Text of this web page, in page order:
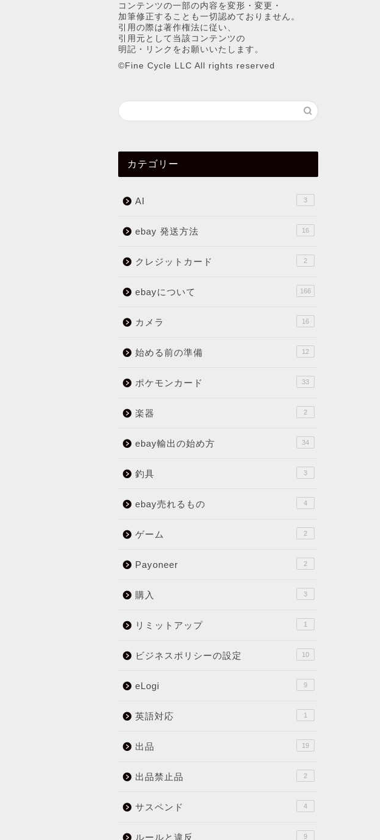
コンテンツの一部の内容を変形・変更・
加筆修正することも一切認めておりません。
引用の際は著作権法に従い、
引用元として当該コンテンツの
明記・リンクをお願いいたします。
©︎Fine Cycle LLC All rights reserved
カテゴリー
AI 3
ebay 発送方法 16
クレジットカード 2
ebayについて 166
カメラ 16
始める前の準備 12
ポケモンカード 33
楽器 2
ebay輸出の始め方 34
釣具 3
ebay売れるもの 4
ゲーム 2
Payoneer 2
購入 3
リミットアップ 1
ビジネスポリシーの設定 10
eLogi 9
英語対応 1
出品 19
出品禁止品 2
サスペンド 4
ルールと違反 9